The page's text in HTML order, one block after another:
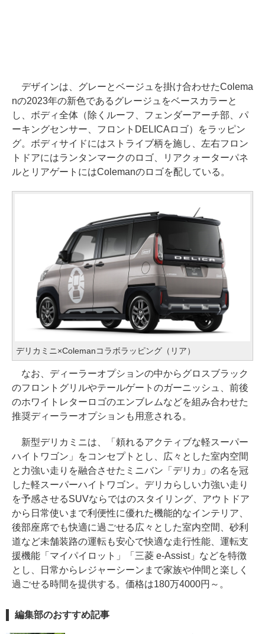
デザインは、グレーとベージュを掛け合わせたColema
nの2023年の新色であるグレージュをベースカラーと
し、ボディ全体（除くルーフ、フェンダーアーチ部、パ
ーキングセンサー、フロントDELICAロゴ）をラッピン
グ。ボディサイドにはストライブ柄を施し、左右フロン
トドアにはランタンマークのロゴ、リアクォーターパネ
ルとリアゲートにはColemanのロゴを配している。
デリカミニ×Colemanコラボラッピング（リア）
なお、ディーラーオプションの中からグロスブラック
のフロントグリルやテールゲートのガーニッシュ、前後
のホワイトレターロゴのエンブレムなどを組み合わせた
推奨ディーラーオプションも用意される。
新型デリカミニは、「頼れるアクティブな軽スーパー
ハイトワゴン」をコンセプトとし、広々とした室内空間
と力強い走りを融合させたミニバン「デリカ」の名を冠
した軽スーパーハイトワゴン。デリカらしい力強い走り
を予感させるSUVならではのスタイリング、アウトドア
から日常使いまで利便性に優れた機能的なインテリア、
後部座席でも快適に過ごせる広々とした室内空間、砂利
道など未舗装路の運転も安心で快適な走行性能、運転支
援機能「マイパイロット」「三菱 e-Assist」などを特徴
とし、日常からレジャーシーンまで家族や仲間と楽しく
過ごせる時間を提供する。価格は180万4000円～。
編集部のおすすめ記事